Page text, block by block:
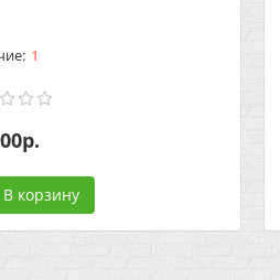
1
В корзину